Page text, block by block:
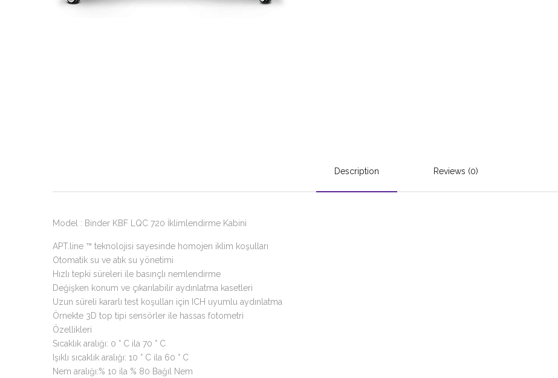
Description Reviews (0)
Model : Binder KBF LQC 720 İklimlendirme Kabini
APT.line ™ teknolojisi sayesinde homojen iklim koşulları
Otomatik su ve atık su yönetimi
Hızlı tepki süreleri ile basınçlı nemlendirme
Değişken konum ve çıkarılabilir aydınlatma kasetleri
Uzun süreli kararlı test koşulları için ICH uyumlu aydınlatma
Örnekte 3D top tipi sensörler ile hassas fotometri
Özellikleri
Sıcaklık aralığı: 0 ° C ila 70 ° C
Işıklı sıcaklık aralığı: 10 ° C ila 60 ° C
Nem aralığı:% 10 ila % 80 Bağıl Nem